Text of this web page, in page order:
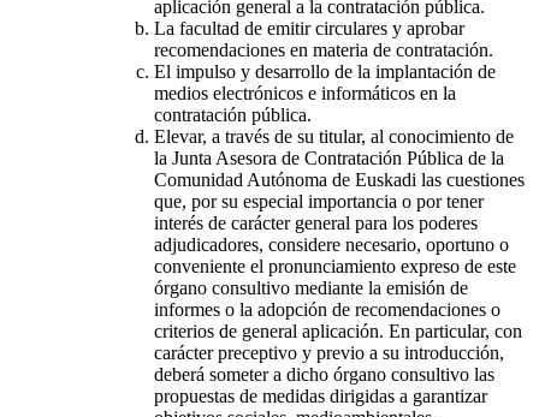
aplicación general a la contratación pública.
La facultad de emitir circulares y aprobar
recomendaciones en materia de contratación.
El impulso y desarrollo de la implantación de
medios electrónicos e informáticos en la
contratación pública.
Elevar, a través de su titular, al conocimiento de
la Junta Asesora de Contratación Pública de la
Comunidad Autónoma de Euskadi las cuestiones
que, por su especial importancia o por tener
interés de carácter general para los poderes
adjudicadores, considere necesario, oportuno o
conveniente el pronunciamiento expreso de este
órgano consultivo mediante la emisión de
informes o la adopción de recomendaciones o
criterios de general aplicación. En particular, con
carácter preceptivo y previo a su introducción,
deberá someter a dicho órgano consultivo las
propuestas de medidas dirigidas a garantizar